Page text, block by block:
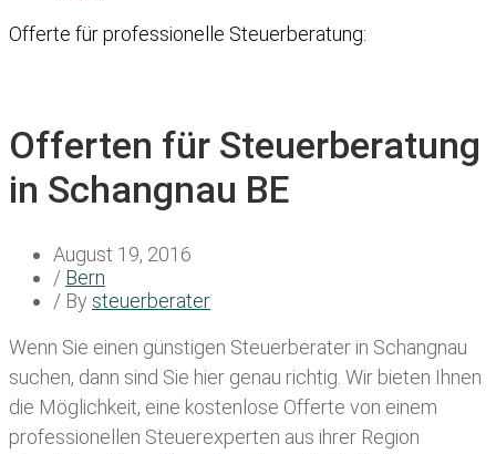
Offerte für professionelle Steuerberatung:
Offerten für Steuerberatung
in Schangnau BE
August 19, 2016
/ Bern
/ By steuerberater
Wenn Sie einen günstigen Steuerberater in Schangnau
suchen, dann sind Sie hier genau richtig. Wir bieten Ihnen
die Möglichkeit, eine kostenlose Offerte von einem
professionellen Steuerexperten aus ihrer Region